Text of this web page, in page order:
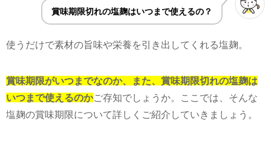
賞味期限切れの塩麹はいつまで使えるの？
使うだけで素材の旨味や栄養を引き出してくれる塩麹。
賞味期限がいつまでなのか、また、賞味期限切れの塩麹は
いつまで使えるのかご存知でしょうか。ここでは、そんな
塩麹の賞味期限について詳しくご紹介していきましょう。